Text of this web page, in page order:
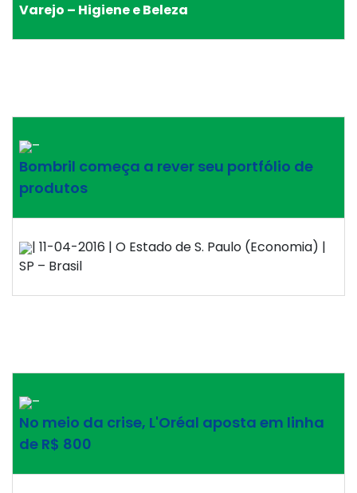
Varejo – Higiene e Beleza
–
Bombril começa a rever seu portfólio de
produtos
| 11-04-2016 | O Estado de S. Paulo (Economia) |
SP – Brasil
–
No meio da crise, L'Oréal aposta em linha
de R$ 800